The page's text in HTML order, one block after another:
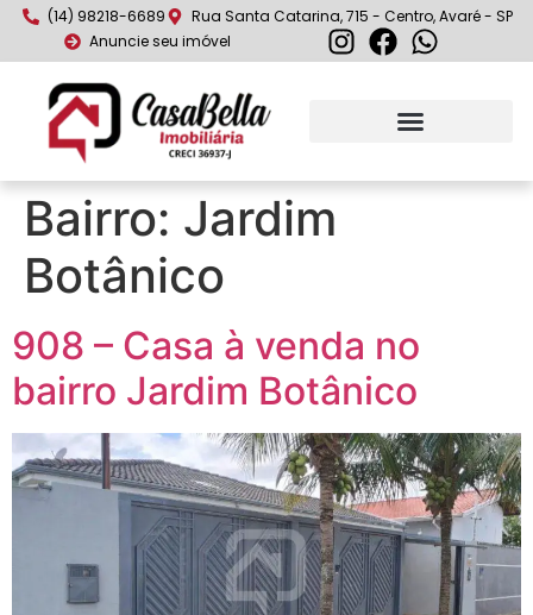
(14) 98218-6689
Rua Santa Catarina, 715 - Centro, Avaré - SP
Anuncie seu imóvel
Bairro: Jardim
Botânico
908 – Casa à venda no
bairro Jardim Botânico